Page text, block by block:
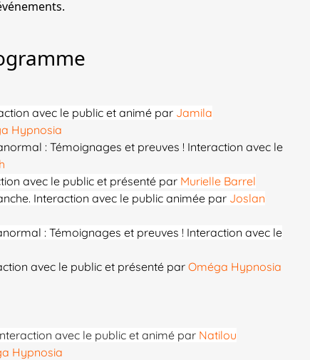
avec le public et animé par Jamila
Hypnosia
: Témoignages et preuves ! Interaction avec le
avec le public et présenté par Murielle Barrel
Interaction avec le public animée par Joslan
: Témoignages et preuves ! Interaction avec le
avec le public et présenté parOméga Hypnosia
avec le public et animé par Natilou
Hypnosia